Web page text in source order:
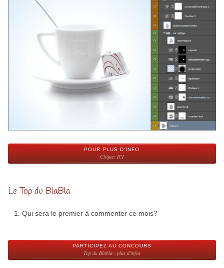
POUR PLUS D'INFO
Cliquez ICI
Le Top du BlaBla
Qui sera le premier à commenter ce mois?
PARTICIPEZ AU CONCOURS
Top du Blabla - plus d'infos